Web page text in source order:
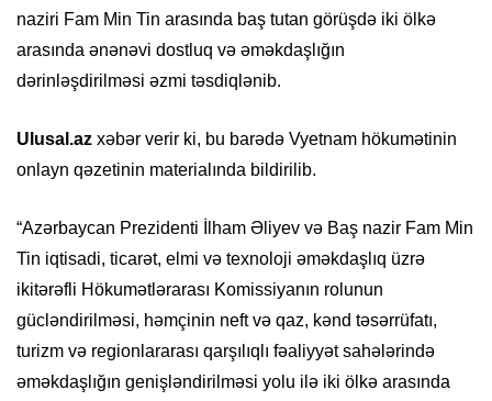
naziri Fam Min Tin arasında baş tutan görüşdə iki ölkə
arasında ənənəvi dostluq və əməkdaşlığın
dərinləşdirilməsi əzmi təsdiqlənib.
Ulusal.az xəbər verir ki, bu barədə Vyetnam hökumətinin
onlayn qəzetinin materialında bildirilib.
“Azərbaycan Prezidenti İlham Əliyev və Baş nazir Fam Min
Tin iqtisadi, ticarət, elmi və texnoloji əməkdaşlıq üzrə
ikitərəfli Hökumətlərarası Komissiyanın rolunun
gücləndirilməsi, həmçinin neft və qaz, kənd təsərrüfatı,
turizm və regionlararası qarşılıqlı fəaliyyət sahələrində
əməkdaşlığın genişləndirilməsi yolu ilə iki ölkə arasında